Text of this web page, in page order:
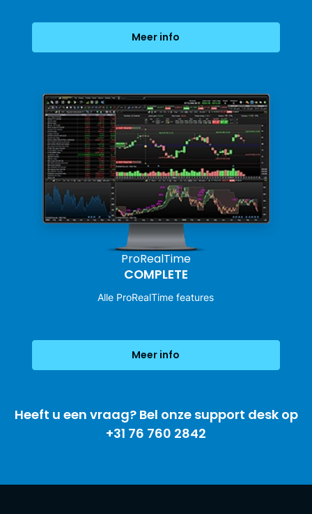
Meer info
ProRealTime
COMPLETE
Alle ProRealTime features
Meer info
Heeft u een vraag? Bel onze support desk op
+31 76 760 2842